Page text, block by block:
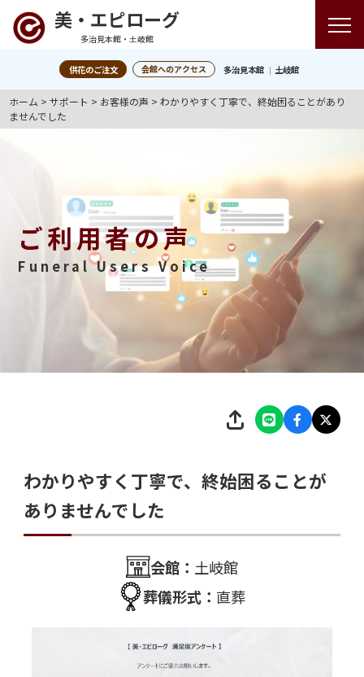
美・エピローグ
多治見本館・土岐館
供花のご注文 会館へのアクセス 多治見本館 土岐館
ホーム >サポート > お客様の声 >わかりやすく丁寧で、終始困ることがあり
ませんでした
ご利用者の声
Funeral Users Voice
わかりやすく丁寧で、終始困ることが
ありませんでした
会館： 土岐館
葬儀形式： 直葬